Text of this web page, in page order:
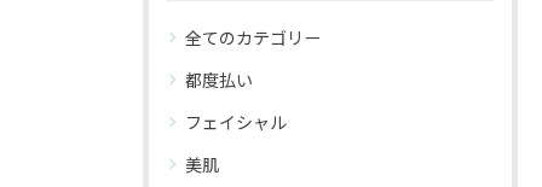
全てのカテゴリー
都度払い
フェイシャル
美肌